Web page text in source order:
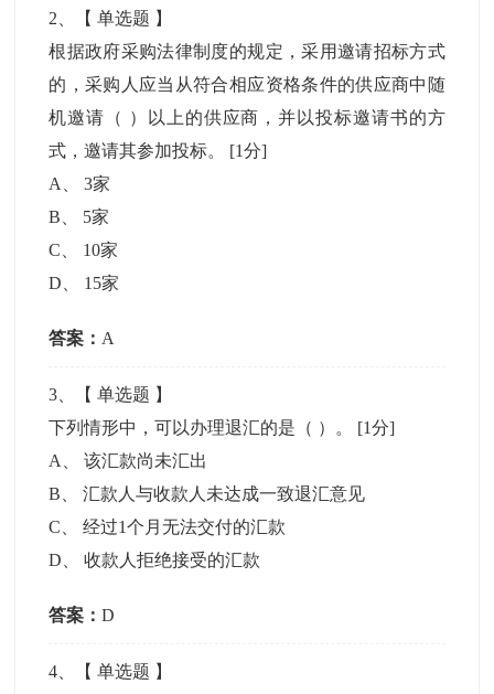
2 、【单选题 】
根据政府采购法律制度的规定，采用邀请招标方式
的，采购人应当从符合相应资格条件的供应商中随
机邀请（ ）以上的供应商，并以投标邀请书的方
式，邀请其参加投标。 [1分]
A
、3家
B
5家
C
10家
D
15家
答案： A
3 、【单选题 】
下列情形中，可以办理退汇的是（ ）。 [1分]
A
、该汇款尚未汇出
B 、汇款人与收款人未达成一致退汇意见
C 、经过1个月无法交付的汇款
D 、收款人拒绝接受的汇款
答案：D
4 、【单选题 】